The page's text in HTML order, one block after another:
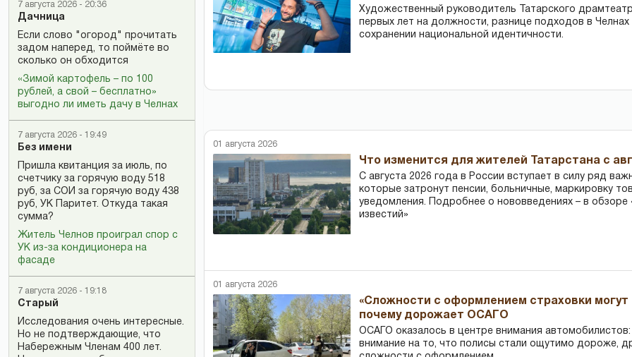
7 августа 2026 - 20:36
Дачница
Если слово "огород" прочитать
задом наперед, то поймёте во
сколько он обходится
«Зимой картофель – по 100
рублей, а свой – бесплатно»
выгодно ли иметь дачу в Челнах
7 августа 2026 - 19:49
Без имени
Пришла квитанция за июль, по
счетчику за горячую воду 518
руб, за СОИ за горячую воду 438
руб, УК Паритет. Откуда такая
сумма?
Житель Челнов проиграл спор с
УК из-за кондиционера на
фасаде
7 августа 2026 - 19:18
Старый
Исследования очень интересные.
Но не подтверждающие, что
Набережным Членам 400 лет.
Художественный руководитель Татарского
первых лет на должности, разнице подходов в Челнах
сохранении национальной идентичности.
01 августа 2026
Что изменится для жителей Татарстана с
С августа 2026 года в России вступает в силу ряд
которые затронут пенсии, больничные, маркировку
уведомления. Подробнее о нововведениях – в обзоре
известий»
01 августа 2026
«Сложности с оформлением страховки могут
почему дорожает ОСАГО
ОСАГО оказалось в центре внимания
внимание на то, что полисы стали ощутимо дороже,